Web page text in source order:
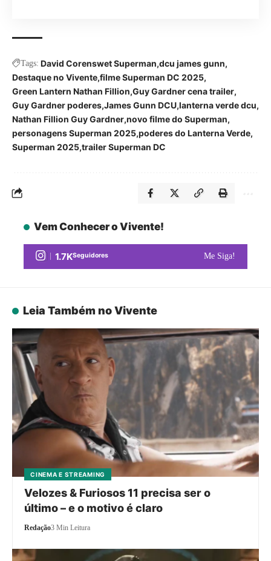
Tags: David Corenswet Superman dcu james gunn
Destaque no Vivente filme Superman DC 2025
Green Lantern Nathan Fillion Guy Gardner cena trailer
Guy Gardner poderes James Gunn DCU lanterna verde dcu
Nathan Fillion Guy Gardner novo filme do Superman
personagens Superman 2025 poderes do Lanterna Verde
Superman 2025 trailer Superman DC
Vem Conhecer o Vivente!
1.7KSeguidores Me Siga!
Leia Também no Vivente
CINEMA E STREAMING
Velozes & Furiosos 11 precisa ser o
último – e o motivo é claro
Redação3 Min Leitura